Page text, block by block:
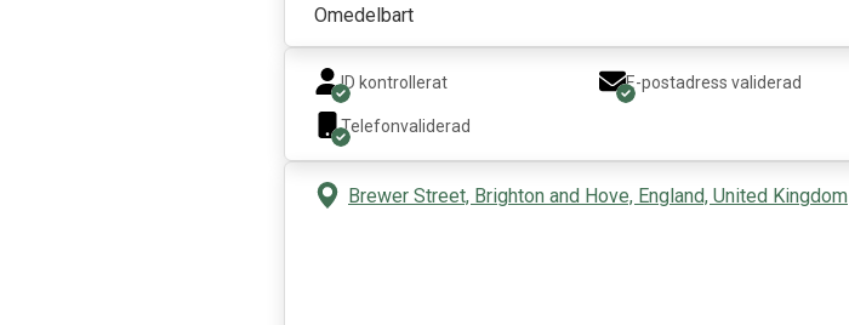
Omedelbart
ID kontrollerat E-postadress validerad
Telefonvaliderad
Brewer Street, Brighton and Hove, England, United Kingdom